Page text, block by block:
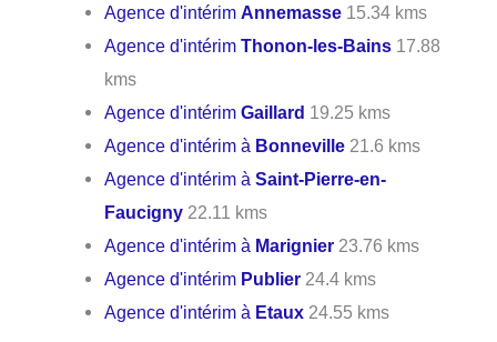
Agence d'intérim Annemasse 15.34 kms
Agence d'intérimThonon-les-Bains 17.88
kms
Agence d'intérimGaillard 19.25 kms
Agence d'intérim à Bonneville 21.6 kms
Agence d'intérim àSaint-Pierre-en-
Faucigny 22.11 kms
Agence d'intérim à Marignier 23.76 kms
Agence d'intérim Publier 24.4 kms
Agence d'intérim à Etaux 24.55 kms